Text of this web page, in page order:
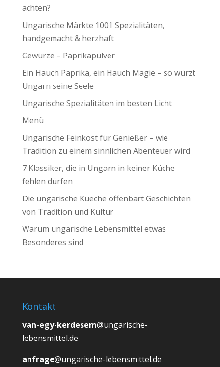
achten?
Ungarische Märkte 1001 Spezialitäten,
handgemacht & herzhaft
Gewürze – Paprikapulver
Ein Hauch Paprika, ein Hauch Magie – so würzt
Ungarn seine Seele
Ungarische Spezialitäten im besten Licht
Menü
Ungarische Feinkost für Genießer – wie
Tradition zu einem sinnlichen Abenteuer wird
7 Klassiker, die in Ungarn in keiner Küche
fehlen dürfen
Die ungarische Kueche offenbart Geschichten
von Tradition und Kultur
Warum ungarische Lebensmittel etwas
Besonderes sind
Kontakt
van-egy-kerdesem@ungarische-
lebensmittel.de
anfrage@ungarische-lebensmittel.de